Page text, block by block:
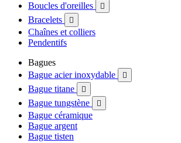
Boucles d'oreilles 
Bracelets 
Chaînes et colliers
Pendentifs
Bagues
Bague acier inoxydable

Bague titane 
Bague tungstène 
Bague céramique
Bague argent
Bague tisten